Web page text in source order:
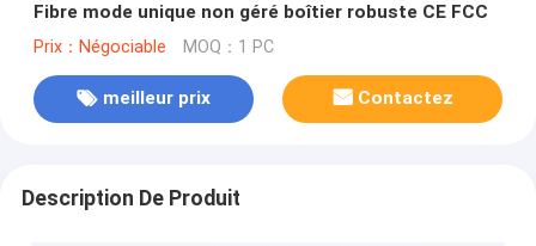
Fibre mode unique non géré boîtier robuste CE FCC
Prix：Négociable MOQ：1 PC
meilleur prix Contactez
Description De Produit